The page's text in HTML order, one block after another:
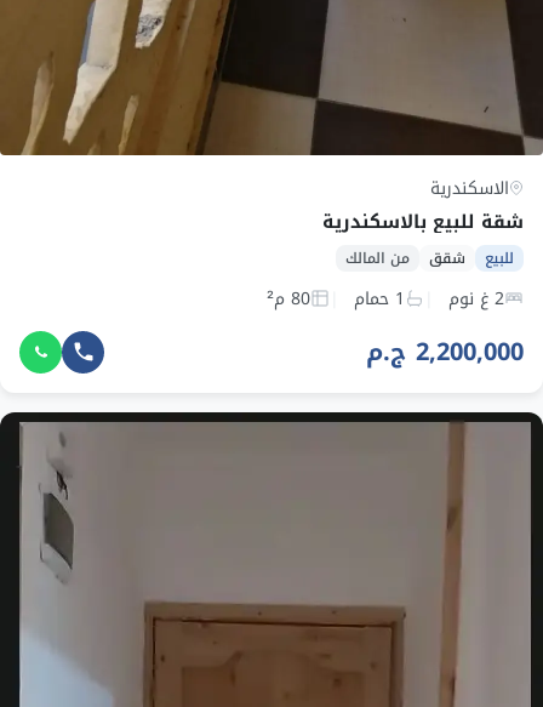
الاسكندرية
شقة للبيع بالاسكندرية
للبيع شقق من المالك
2 غ نوم 1 حمام 80 م²
2,200,000 ج.م